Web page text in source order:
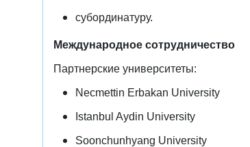
субординатуру.
Международное сотрудничество
Партнерские университеты:
Necmettin Erbakan University
Istanbul Aydin University
Soonchunhyang University